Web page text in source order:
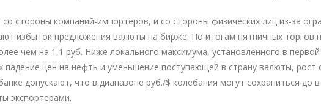
стороны компаний-импортеров, и со стороны физических лиц из-за
избыток предложения валюты на бирже. По итогам пятничных торгов
чем на 1,1 руб. Ниже локального максимума, установленного в
падение цен на нефть и уменьшение поступающей в страну валюты, рост
допускают, что в диапазоне руб./$ колебания могут сохраниться до
экспортерами.